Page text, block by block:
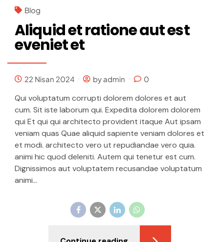
Blog
Aliquid et ratione aut est
eveniet et
22 Nisan 2024 by admin 0
Qui voluptatum corrupti dolorem dolores et aut
cum. Sit iste laborum qui. Expedita dolorem dolorem
qui Et qui qui architecto provident itaque Aut ipsam
veniam quas Quae aliquid sapiente veniam dolores et
et modi. architecto vero ut repudiandae vero quia.
animi hic quod deleniti. Autem qui tenetur est cum.
Dignissimos aut voluptatem recusandae voluptatum
animi...